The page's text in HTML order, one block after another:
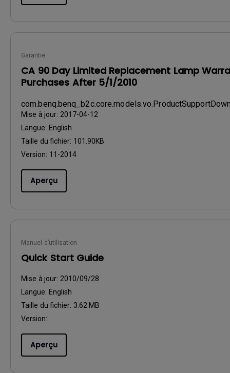
Garantie
CA 90 Day Limited Replacement Lamp
Purchases After 5/1/2010
Mise à jour: 2017-04-12
Langue: English
Taille du fichier: 101.90KB
Version: 11-2014
Aperçu
Manuel d’utilisation
Quick Start Guide
Mise à jour: 2010/09/28
Langue: English
Taille du fichier: 3.62 MB
Version:
Aperçu